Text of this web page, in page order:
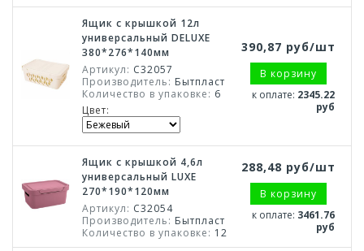
Ящик с крышкой 12л
универсальный DELUXE
380*276*140мм
Артикул: С32057
Производитель: Бытпласт
Количество в упаковке: 6
Цвет:
390,87 руб/шт
В корзину
к оплате: 2345.22
руб
Ящик с крышкой 4,6л
универсальный LUXE
270*190*120мм
Артикул: С32054
Производитель: Бытпласт
Количество в упаковке: 12
288,48 руб/шт
В корзину
к оплате: 3461.76
руб